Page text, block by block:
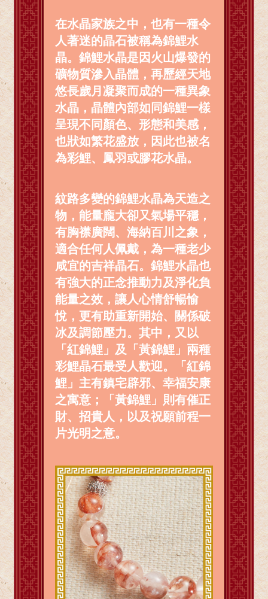
在水晶家族之中，也有一種令
人著迷的晶石被稱為錦鯉水
晶。錦鯉水晶是因火山爆發的
礦物質滲入晶體，再歷經天地
悠長歲月凝聚而成的一種異象
水晶，晶體內部如同錦鯉一樣
呈現不同顏色、形態和美感，
也狀如繁花盛放，因此也被名
為彩鯉、鳳羽或膠花水晶。
紋路多變的錦鯉水晶為天造之
物，能量龐大卻又氣場平穩，
有胸襟廣闊、海納百川之象，
適合任何人佩戴，為一種老少
咸宜的吉祥晶石。錦鯉水晶也
有強大的正念推動力及淨化負
能量之效，讓人心情舒暢愉
悅，更有助重新開始、關係破
冰及調節壓力。其中，又以
「紅錦鯉」及「黃錦鯉」兩種
彩鯉晶石最受人歡迎。「紅錦
鯉」主有鎮宅辟邪、幸福安康
之寓意；「黃錦鯉」則有催正
財、招貴人，以及祝願前程一
片光明之意。